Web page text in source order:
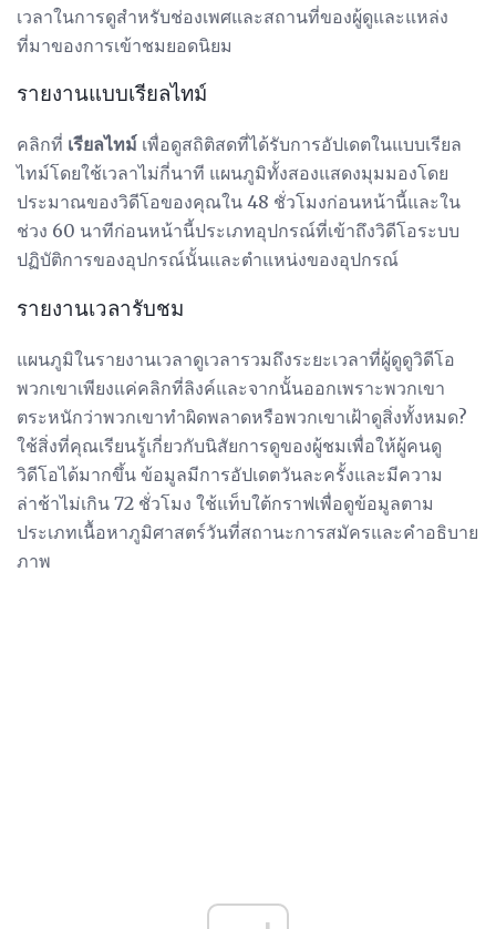
เวลาในการดูสำหรับช่องเพศและสถานที่ของผู้ดูและแหล่ง
ที่มาของการเข้าชมยอดนิยม
รายงานแบบเรียลไทม์
คลิกที่ เรียลไทม์ เพื่อดูสถิติสดที่ได้รับการอัปเดตในแบบเรียล
ไทม์โดยใช้เวลาไม่กี่นาที แผนภูมิทั้งสองแสดงมุมมองโดย
ประมาณของวิดีโอของคุณใน 48 ชั่วโมงก่อนหน้านี้และใน
ช่วง 60 นาทีก่อนหน้านี้ประเภทอุปกรณ์ที่เข้าถึงวิดีโอระบบ
ปฏิบัติการของอุปกรณ์นั้นและตำแหน่งของอุปกรณ์
รายงานเวลารับชม
แผนภูมิในรายงานเวลาดูเวลารวมถึงระยะเวลาที่ผู้ดูดูวิดีโอ
พวกเขาเพียงแค่คลิกที่ลิงค์และจากนั้นออกเพราะพวกเขา
ตระหนักว่าพวกเขาทำผิดพลาดหรือพวกเขาเฝ้าดูสิ่งทั้งหมด?
ใช้สิ่งที่คุณเรียนรู้เกี่ยวกับนิสัยการดูของผู้ชมเพื่อให้ผู้คนดู
วิดีโอได้มากขึ้น ข้อมูลมีการอัปเดตวันละครั้งและมีความ
ล่าช้าไม่เกิน 72 ชั่วโมง ใช้แท็บใต้กราฟเพื่อดูข้อมูลตาม
ประเภทเนื้อหาภูมิศาสตร์วันที่สถานะการสมัครและคำอธิบาย
ภาพ